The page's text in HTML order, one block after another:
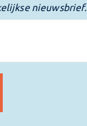
nieuwsbrief.